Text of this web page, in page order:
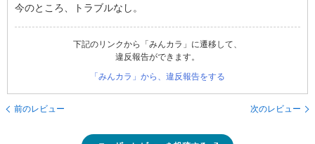
今のところ、トラブルなし。
下記のリンクから「みんカラ」に遷移して、
違反報告ができます。
「みんカラ」から、違反報告をする
前のレビュー 次のレビュー